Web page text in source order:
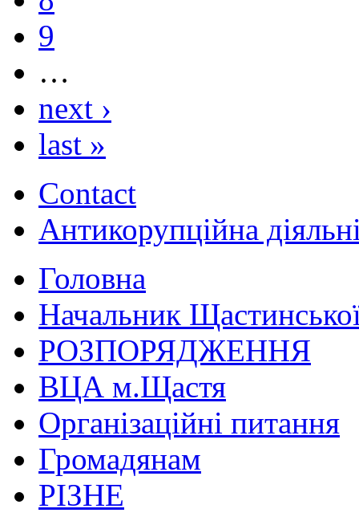
9
…
next ›
last »
Contact
Антикорупційна
Головна
Начальник
РОЗПОРЯДЖЕННЯ
ВЦА м.Щастя
Організаційні питання
Громадянам
РІЗНЕ